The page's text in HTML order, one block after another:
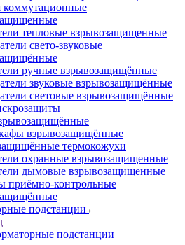
коммутационные
тепловые взрывозащищенные
свето-звуковые
ручные взрывозащищённые
звуковые взрывозащищённые
световые взрывозащищённые
взрывозащищённые
термокожухи
охранные взрывозащищенные
дымовые взрывозащищенные
приёмно-контрольные
подстанции
подстанции